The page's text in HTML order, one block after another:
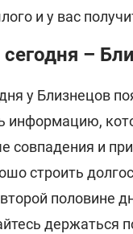
и у вас
сегодня –
у Близнецов
информацию,
совпадения и
строить
половине
держаться